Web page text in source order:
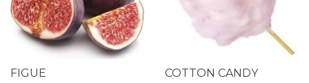
FIGUE COTTON CANDY